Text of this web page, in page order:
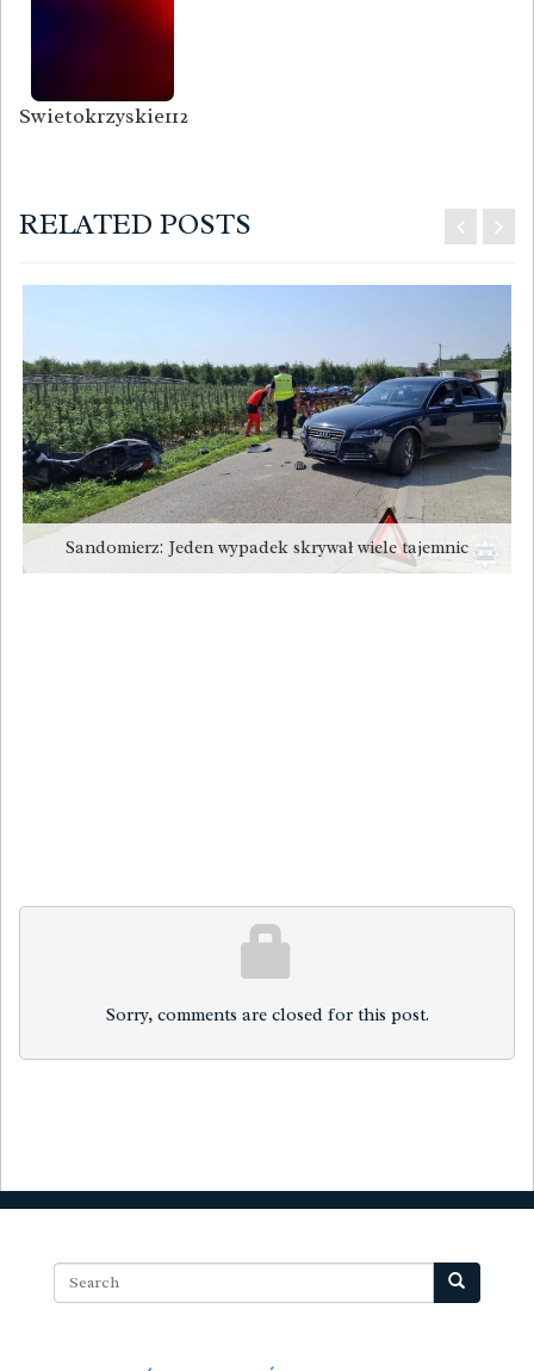
Swietokrzyskie112
RELATED POSTS
Sandomierz: Jeden wypadek skrywał wiele tajemnic
Sorry, comments are closed for this post.